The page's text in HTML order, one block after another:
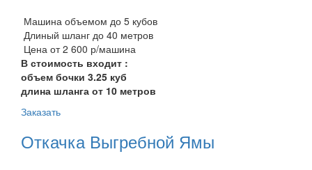
Машина объемом до 5 кубов
Длиный шланг до 40 метров
Цена от 2 600 р/машина
В стоимость входит :
объем бочки 3.25 куб
длина шланга от 10 метров
Заказать
Откачка Выгребной Ямы